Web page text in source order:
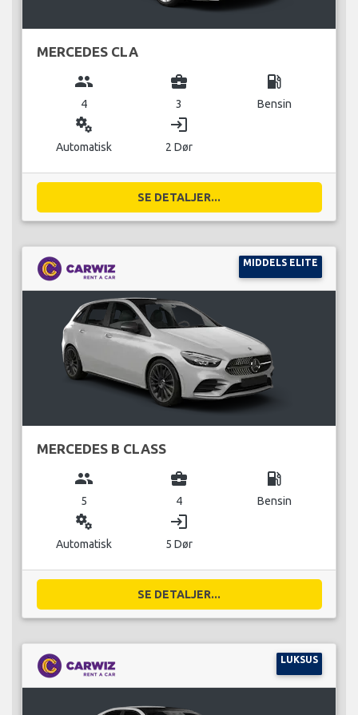
MERCEDES CLA
group
4
business_center
3
local_gas_station
Bensin
miscellaneous_services
Automatisk
login
2 Dør
SE DETALJER...
MIDDELS ELITE
MERCEDES B CLASS
group
5
business_center
4
local_gas_station
Bensin
miscellaneous_services
Automatisk
login
5 Dør
SE DETALJER...
LUKSUS